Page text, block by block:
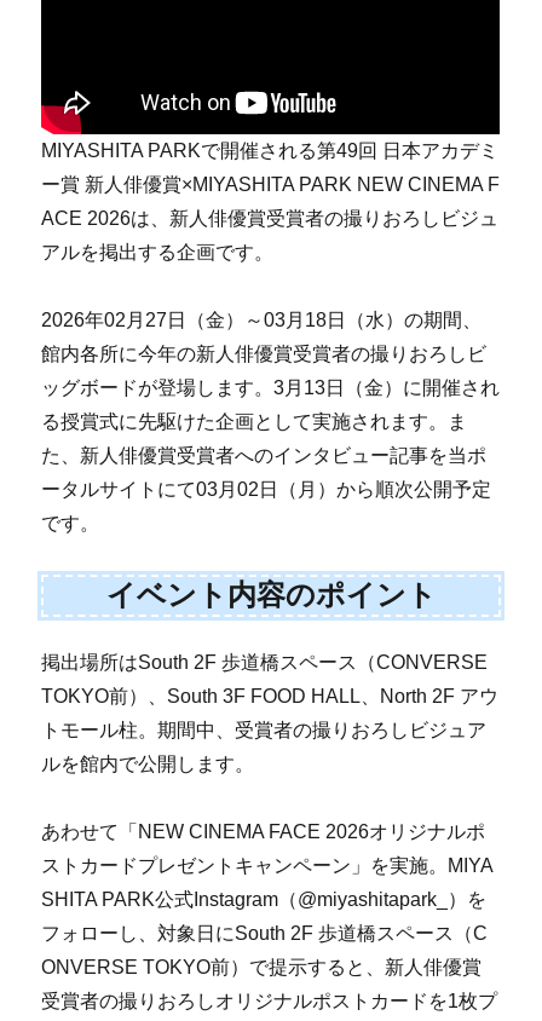
MIYASHITA PARKで開催される第49回 日本アカデミ
ー賞 新人俳優賞×MIYASHITA PARK NEW CINEMA F
ACE 2026は、新人俳優賞受賞者の撮りおろしビジュ
アルを掲出する企画です。
2026年02月27日（金）～03月18日（水）の期間、
館内各所に今年の新人俳優賞受賞者の撮りおろしビ
ッグボードが登場します。3月13日（金）に開催され
る授賞式に先駆けた企画として実施されます。ま
た、新⼈俳優賞受賞者へのインタビュー記事を当ポ
ータルサイトにて03月02日（月）から順次公開予定
です。
イベント内容のポイント
掲出場所はSouth 2F 歩道橋スペース（CONVERSE
TOKYO前）、South 3F FOOD HALL、North 2F アウ
トモール柱。期間中、受賞者の撮りおろしビジュア
ルを館内で公開します。
あわせて「NEW CINEMA FACE 2026オリジナルポ
ストカードプレゼントキャンペーン」を実施。MIYA
SHITA PARK公式Instagram（@miyashitapark_）を
フォローし、対象日にSouth 2F 歩道橋スペース（C
ONVERSE TOKYO前）で提示すると、新人俳優賞
受賞者の撮りおろしオリジナルポストカードを1枚プ